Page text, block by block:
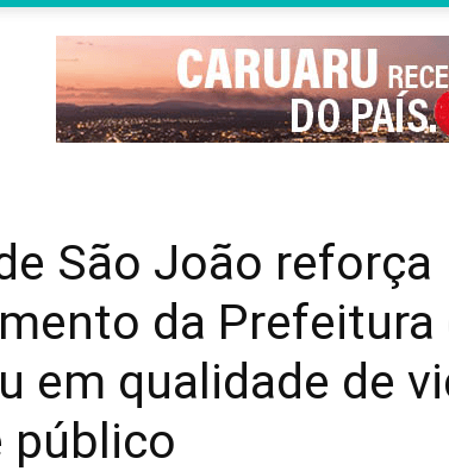
São João reforça
da Prefeitura
em qualidade de
público